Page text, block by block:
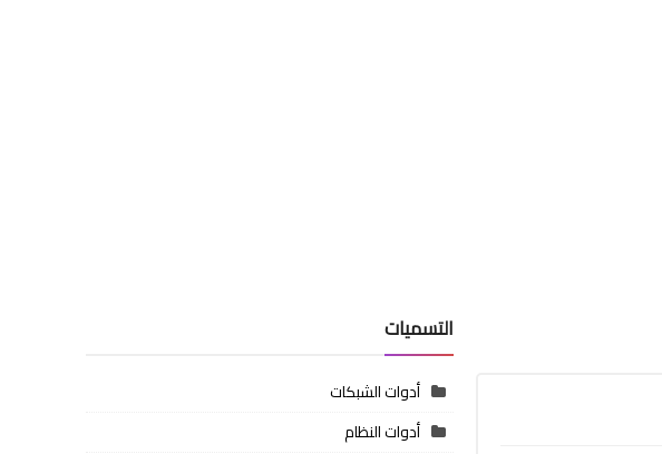
التسميات
أدوات الشبكات
أدوات النظام